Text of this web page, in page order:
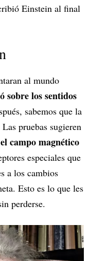
Einstein al final
al mundo
sobre los sentidos
sabemos que la
pruebas sugieren
campo magnético
especiales que
a los cambios
Esto es lo que les
perderse.